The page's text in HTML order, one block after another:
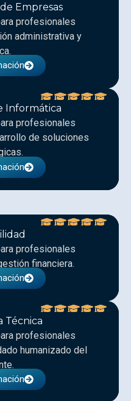
Empresas
profesionales
administrativa y
Informática
profesionales
de soluciones
profesionales
financiera.
Técnica
profesionales
humanizado del